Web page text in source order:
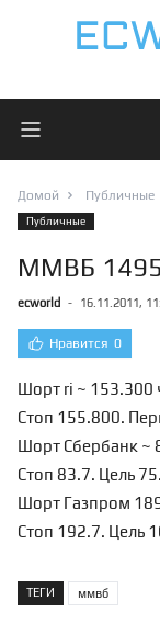
Открыть
Домой Публичные
Публичные
ММВБ
ecworld - 16.11.2011,
Нравится 0
Шорт ri ~ 153.300
Стоп 155.800.
Шорт Сбербанк ~
Стоп 83.7. Цель 75.
Шорт Газпром
Стоп 192.7. Цель
ТЕГИ ммвб